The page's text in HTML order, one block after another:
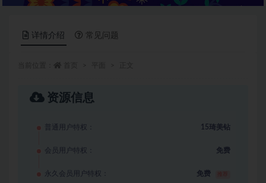
详情介绍 常见问题
资源信息
普通用户特权： 15琦美钻
会员用户特权： 免费
永久会员用户特权： 免费